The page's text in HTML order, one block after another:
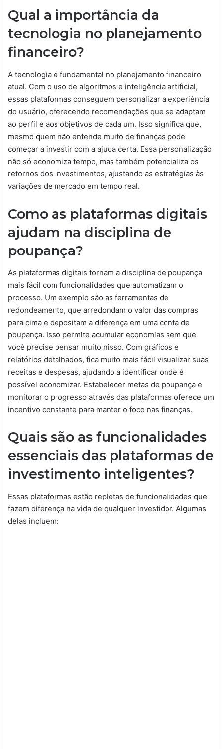
Qual a importância da
tecnologia no planejamento
financeiro?
A tecnologia é fundamental no planejamento financeiro
atual. Com o uso de algoritmos e inteligência artificial,
essas plataformas conseguem personalizar a experiência
do usuário, oferecendo recomendações que se adaptam
ao perfil e aos objetivos de cada um. Isso significa que,
mesmo quem não entende muito de finanças pode
começar a investir com a ajuda certa. Essa personalização
não só economiza tempo, mas também potencializa os
retornos dos investimentos, ajustando as estratégias às
variações de mercado em tempo real.
Como as plataformas digitais
ajudam na disciplina de
poupança?
As plataformas digitais tornam a disciplina de poupança
mais fácil com funcionalidades que automatizam o
processo. Um exemplo são as ferramentas de
redondeamento, que arredondam o valor das compras
para cima e depositam a diferença em uma conta de
poupança. Isso permite acumular economias sem que
você precise pensar muito nisso. Com gráficos e
relatórios detalhados, fica muito mais fácil visualizar suas
receitas e despesas, ajudando a identificar onde é
possível economizar. Estabelecer metas de poupança e
monitorar o progresso através das plataformas oferece um
incentivo constante para manter o foco nas finanças.
Quais são as funcionalidades
essenciais das plataformas de
investimento inteligentes?
Essas plataformas estão repletas de funcionalidades que
fazem diferença na vida de qualquer investidor. Algumas
delas incluem: